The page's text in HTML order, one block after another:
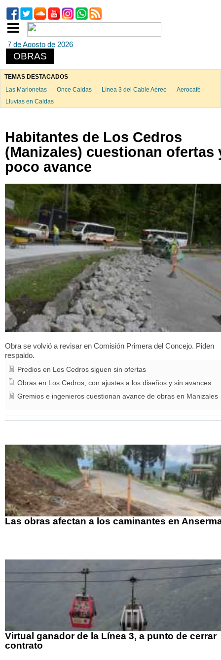
7 de Agosto de 2026
OBRAS
TEMAS DESTACADOS
Las Marionetas
Once Caldas Línea 3 del Cable Aéreo
Aerocafé
Lluvias en Caldas
Habitantes de Los Cedros
(Manizales) cuestionan ofertas
poco avance
Obra se volvió a revisar en Comisión Primera del Concejo. Piden
respaldo.
Predios en Los Cedros siguen sin ofertas
Obras en Los Cedros, con ajustes a los diseños y sin avances
Gremios e ingenieros cuestionan avance de obras en Manizales
Las obras afectan a los caminantes en
Virtual ganador de la Línea 3, a punto de cerrar
contrato